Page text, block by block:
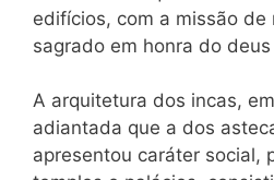
edifícios, com a missão de
sagrado em honra do deus
A arquitetura dos incas,
adiantada que a dos
apresentou caráter social,